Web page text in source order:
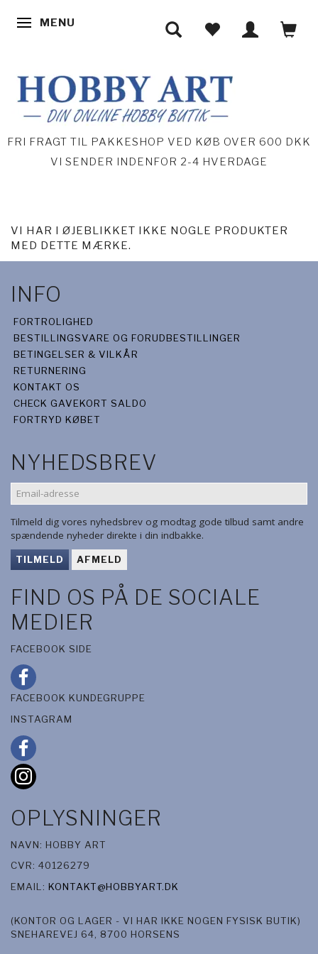
SKIFTE NAVIGATION
MENU
FRI FRAGT TIL PAKKESHOP VED KØB OVER 600 DKK
VI SENDER INDENFOR 2-4 HVERDAGE
VI HAR I ØJEBLIKKET IKKE NOGLE PRODUKTER
MED DETTE MÆRKE.
INFO
FORTROLIGHED
BESTILLINGSVARE OG FORUDBESTILLINGER
BETINGELSER & VILKÅR
RETURNERING
KONTAKT OS
CHECK GAVEKORT SALDO
FORTRYD KØBET
NYHEDSBREV
EMAIL-
ADRESSE
Tilmeld dig vores nyhedsbrev og modtag gode tilbud samt andre
spændende nyheder direkte i din indbakke.
TILMELD AFMELD
FIND OS PÅ DE SOCIALE
MEDIER
FACEBOOK SIDE
FACEBOOK KUNDEGRUPPE
INSTAGRAM
OPLYSNINGER
NAVN: HOBBY ART
CVR: 40126279
EMAIL: KONTAKT@HOBBYART.DK
(KONTOR OG LAGER - VI HAR IKKE NOGEN FYSISK BUTIK)
SNEHAREVEJ 64, 8700 HORSENS